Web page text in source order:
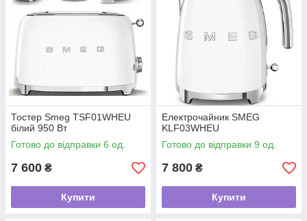
Тостер Smeg TSF01WHEU
білий 950 Вт
Готово до відправки 6 од.
7 600 ₴
Купити
Електрочайник SMEG
KLF03WHEU
Готово до відправки 9 од.
7 800 ₴
Купити